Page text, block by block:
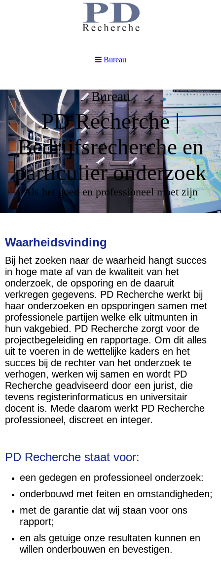
Bureau
PD Recherche |
Bedrijfsrecherche en
particulier onderzoek
Als het goed en professioneel moet zijn
Waarheidsvinding
Bij het zoeken naar de waarheid hangt succes
in hoge mate af van de kwaliteit van het
onderzoek, de opsporing en de daaruit
verkregen gegevens. PD Recherche werkt bij
haar onderzoeken en opsporingen samen met
professionele partijen welke elk uitmunten in
hun vakgebied. PD Recherche zorgt voor de
projectbegeleiding en rapportage. Om dit alles
uit te voeren in de wettelijke kaders en het
succes bij de rechter van het onderzoek te
verhogen, werken wij samen en wordt PD
Recherche geadviseerd door een jurist, die
tevens registerinformaticus en universitair
docent is. Mede daarom werkt PD Recherche
professioneel, discreet en integer.
PD Recherche staat voor:
een gedegen en professioneel onderzoek:
onderbouwd met feiten en omstandigheden;
met de garantie dat wij staan voor ons
rapport;
en als getuige onze resultaten kunnen en
willen onderbouwen en bevestigen.
Bureau